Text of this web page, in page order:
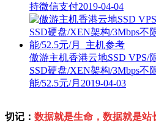
持微信支付2019-04-04
傲游主机香港云地SSD VPS/
SSD硬盘/XEN架构/3Mbps不
能/52.5元/月 2019-04-03
切记： 数据就是生命，数据就是